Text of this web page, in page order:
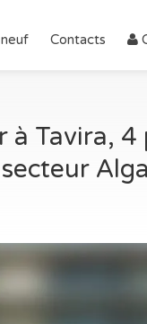
Contacts
Tavira, 4